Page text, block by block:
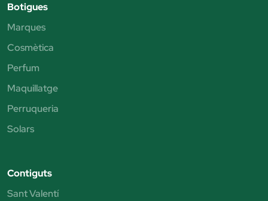
Botigues
Marques
Cosmètica
Perfum
Maquillatge
Perruqueria
Solars
Contiguts
Sant Valentí